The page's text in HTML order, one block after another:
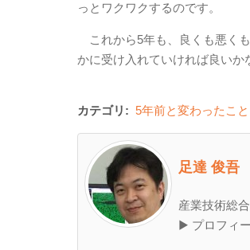
っとワクワクするのです。
これから5年も、良くも悪く
かに受け入れていければ良いか
カテゴリ: 5年前と変わったこ
足達 俊吾
産業技術総
▶ プロフィ